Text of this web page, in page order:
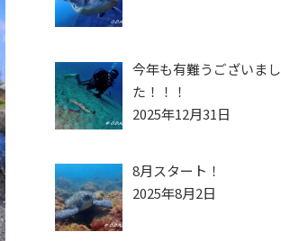
今年も有難うございまし
た！！！
2025年12月31日
8月スタート！
2025年8月2日